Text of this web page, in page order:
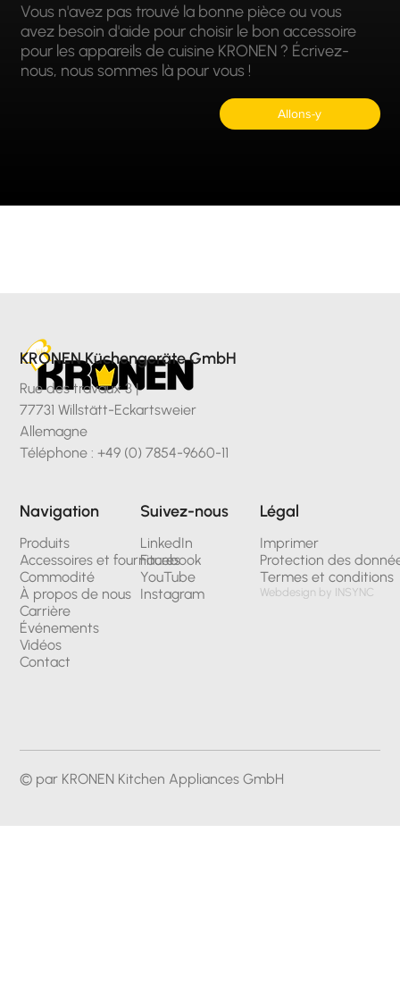
Vous n'avez pas trouvé la bonne pièce ou vous
avez besoin d'aide pour choisir le bon accessoire
pour les appareils de cuisine KRONEN ? Écrivez-
nous, nous sommes là pour vous !
Allons-y
© par KRONEN Kitchen Appliances GmbH
KRONEN Küchengeräte GmbH
Rue des travaux 3 |
77731 Willstätt-Eckartsweier
Allemagne
Téléphone : +49 (0) 7854-9660-11
Navigation
Produits
Accessoires et fournitures
Commodité
À propos de nous
Carrière
Événements
Vidéos
Contact
Suivez-nous
LinkedIn
Facebook
YouTube
Instagram
Légal
Imprimer
Protection des
Termes et conditions
Webdesign by INSYNC